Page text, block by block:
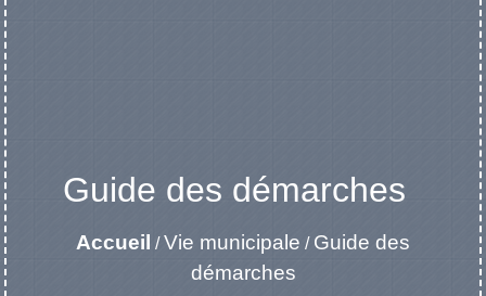
Guide des démarches
Accueil /Vie municipale / Guide des
démarches